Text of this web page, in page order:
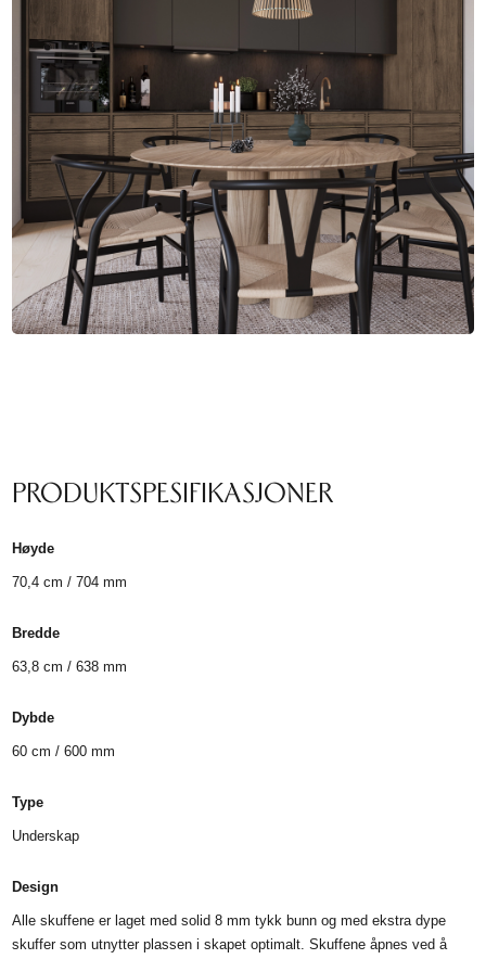
PRODUKTSPESIFIKASJONER
Høyde
70,4 cm / 704 mm
Bredde
63,8 cm / 638 mm
Dybde
60 cm / 600 mm
Type
Underskap
Design
Alle skuffene er laget med solid 8 mm tykk bunn og med ekstra dype
skuffer som utnytter plassen i skapet optimalt. Skuffene åpnes ved å